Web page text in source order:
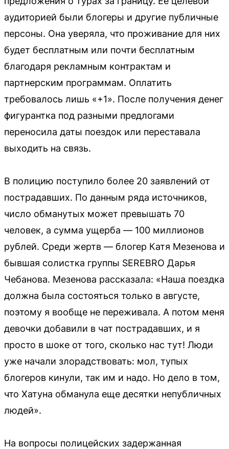
аудиторией были блогеры и другие публичные
персоны. Она уверяла, что проживание для них
будет бесплатным или почти бесплатным
благодаря рекламным контрактам и
партнерским программам. Оплатить
требовалось лишь «+1». После получения денег
фигурантка под разными предлогами
переносила даты поездок или переставала
выходить на связь.
В полицию поступило более 20 заявлений от
пострадавших. По данным ряда источников,
число обманутых может превышать 70
человек, а сумма ущерба — 100 миллионов
рублей. Среди жертв — блогер Катя Мезенова и
бывшая солистка группы SEREBRO Дарья
Чебанова. Мезенова рассказала: «Наша поездка
должна была состояться только в августе,
поэтому я вообще не переживала. А потом меня
девочки добавили в чат пострадавших, и я
просто в шоке от того, сколько нас тут! Люди
уже начали злорадствовать: мол, тупых
блогеров кинули, так им и надо. Но дело в том,
что Хатуна обманула еще десятки непубличных
людей».
На вопросы полицейских задержанная